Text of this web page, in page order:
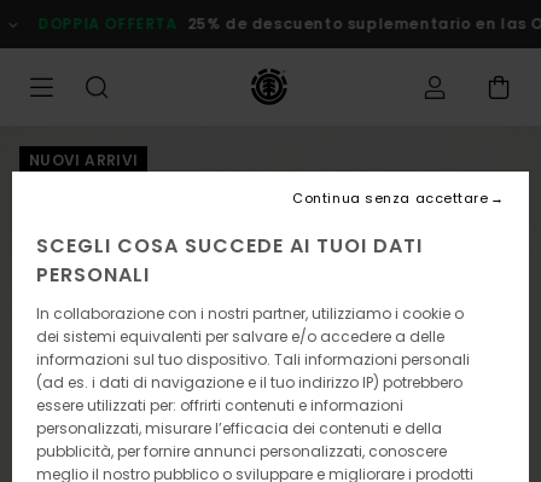
alle
informazioni
prodotto
DOPPIA OFFERTA 25% de descuento suplementario en las
NUOVI ARRIVI
SCEGLI COSA SUCCEDE AI TUOI DATI
PERSONALI
In collaborazione con i nostri partner, utilizziamo i cookie o
dei sistemi equivalenti per salvare e/o accedere a delle
informazioni sul tuo dispositivo. Tali informazioni personali
(ad es. i dati di navigazione e il tuo indirizzo IP) potrebbero
essere utilizzati per: offrirti contenuti e informazioni
personalizzati, misurare l’efficacia dei contenuti e della
pubblicità, per fornire annunci personalizzati, conoscere
meglio il nostro pubblico o sviluppare e migliorare i prodotti
Continua senza accettare